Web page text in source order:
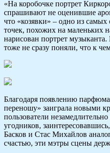
«На коробочке портрет
спрашивают не оценившие
что «козявки» – одно из
точек, похожих на маленьких
нарисован портрет
тоже не сразу поняли, что к
Благодаря появлению
переношу» заиграла новыми
пользователи
угодников,
Басков и Стас Михайлов
счастью, эти мэтры сцены